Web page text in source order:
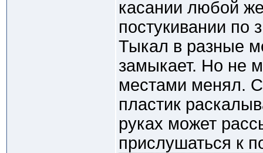
касании любой
постукивании по
Тыкал в разные
замыкает. Но не
местами менял.
пластик
руках может
прислушаться к